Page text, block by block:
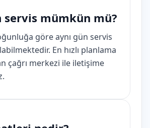
servis mümkün mü?
göre aynı gün servis
En hızlı planlama
çağrı merkezi ile iletişime